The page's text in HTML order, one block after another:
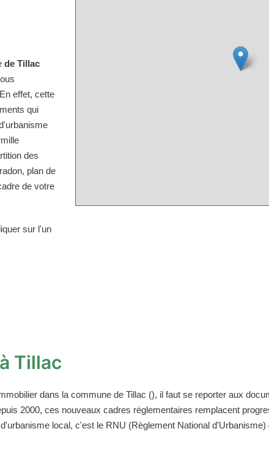
de Tillac
effet, cette
qui
des
plan de
de votre
sur l'un
Tillac
dans la commune de Tillac (), il faut se reporter aux
2000, ces nouveaux cadres réglementaires remplacent
local, c'est le RNU (Règlement National d'Urbanisme)